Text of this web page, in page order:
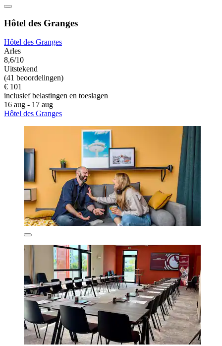
Hôtel des Granges
Hôtel des Granges
Arles
8,6/10
Uitstekend
(41 beoordelingen)
€ 101
inclusief belastingen en toeslagen
16 aug - 17 aug
Hôtel des Granges